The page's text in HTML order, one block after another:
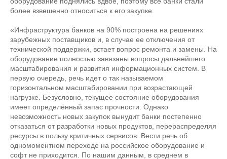
более взвешенно относиться к его закупке.
«Инфраструктура банков на 90% построена на решениях
зарубежных поставщиков и, в случае ее отключения от
технической поддержки, встает вопрос ремонта и замены. На
оборудование полностью завязаны вопросы дальнейшего
масштабирования и развития информационных систем. В
первую очередь, речь идет о так называемом
горизонтальном масштабировании при возрастающей
нагрузке. Безусловно, текущее состояние оборудования
имеет определённый запас прочности. Однако
невозможность новых закупок вынудит банки постепенно
отказаться от разработки новых продуктов, перераспределяя
ресурсы в пользу критичных сервисов. Вести речь об
одномоментном переходе на российское оборудование и
софт не приходится. По нашим данным, в среднем в